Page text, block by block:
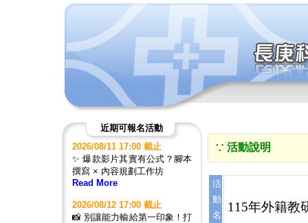
近期可報名活動
2026/08/11 17:00 截止
✨ 爆款影片其實有公式？腳本
撰寫 × 內容規劃工作坊
Read More
2026/08/12 17:00 截止
📸 別讓能力輸給第一印象！打
∵ 活動說明
活
動
名
115年外籍教